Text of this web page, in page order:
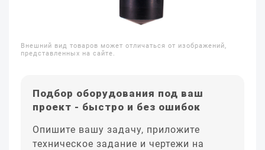
Внешний вид товаров может отличаться от изображений,
представленных на сайте.
Подбор оборудования под ваш
проект - быстро и без ошибок
Опишите вашу задачу, приложите
техническое задание и чертежи на